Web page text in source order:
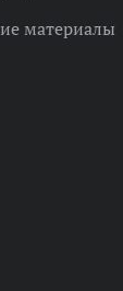
материалы